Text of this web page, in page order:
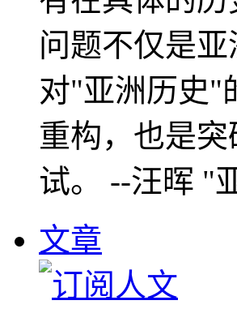
问题不仅是
对"亚洲历史"
重构，也是
试。 --汪晖 "
文章